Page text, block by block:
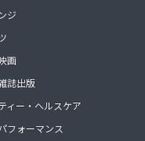
ジ
画
誌出版
ィー・ヘルスケア
フォーマンス